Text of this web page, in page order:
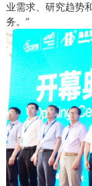
业需求、研究趋势
务。”